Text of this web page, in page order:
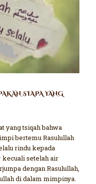
SIAPA YANG
yang tsiqah bahwa
bertemu Rasulullah
kecuali setelah air
dengan Rasulullah,
di dalam mimpinya.